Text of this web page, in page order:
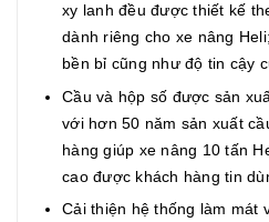
xy lanh đều được thiết kế
dành riêng cho xe nâng
bền bỉ cũng như độ tin cậy
Cầu và hộp số được sản
với hơn 50 năm sản xuất
hàng giúp xe nâng 10 tấn
cao được khách hàng tin
Cải thiện hệ thống làm mát